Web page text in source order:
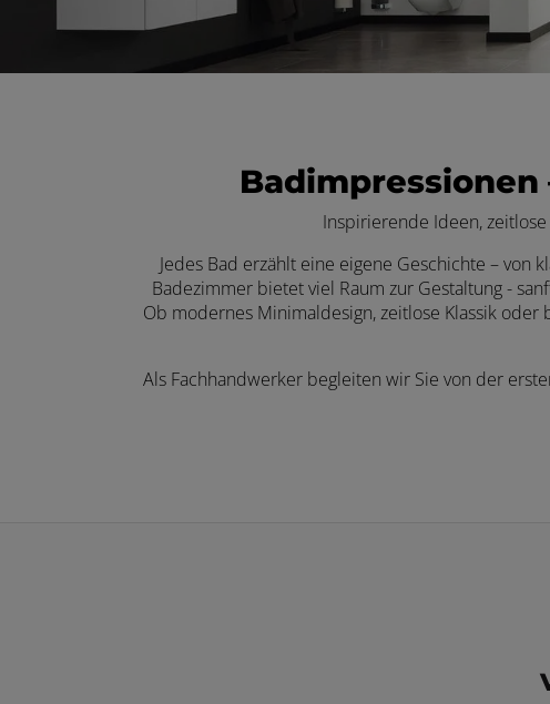
Badimpressionen
Inspirierende Ideen,
Jedes Bad erzählt eine eigene Geschichte –
Badezimmer bietet viel Raum zur Gestaltung -
Ob modernes Minimaldesign, zeitlose Klassik
Als Fachhandwerker begleiten wir Sie von der
öffnen und schließen